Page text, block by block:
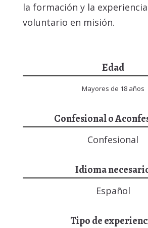
la formación y la
voluntario en misión.
Edad
Mayores de 18 años
Confesional o
Confesional
Idioma
Español
Tipo de